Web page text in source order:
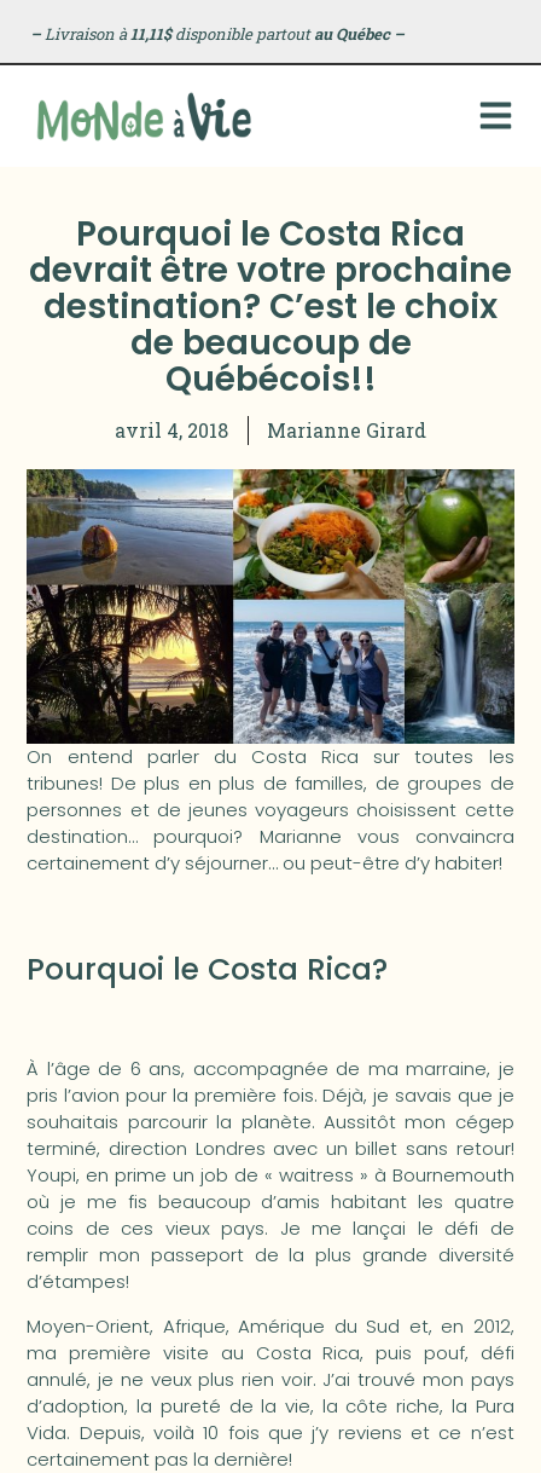
–Livraison à11,11$disponible partoutau Québec –
Pourquoi le Costa Rica
devrait être votre prochaine
destination? C’est le choix
de beaucoup de
Québécois!!
avril 4, 2018 Marianne Girard
On entend parler du Costa Rica sur toutes les
tribunes! De plus en plus de familles, de groupes de
personnes et de jeunes voyageurs choisissent cette
destination… pourquoi? Marianne vous convaincra
certainement d’y séjourner… ou peut-être d’y habiter!
Pourquoi le Costa Rica?
À l’âge de 6 ans, accompagnée de ma marraine, je
pris l’avion pour la première fois. Déjà, je savais que je
souhaitais parcourir la planète. Aussitôt mon cégep
terminé, direction Londres avec un billet sans retour!
Youpi, en prime un job de « waitress » à Bournemouth
où je me fis beaucoup d’amis habitant les quatre
coins de ces vieux pays. Je me lançai le défi de
remplir mon passeport de la plus grande diversité
d’étampes!
Moyen-Orient, Afrique, Amérique du Sud et, en 2012,
ma première visite au Costa Rica, puis pouf, défi
annulé, je ne veux plus rien voir. J’ai trouvé mon pays
d’adoption, la pureté de la vie, la côte riche, la Pura
Vida. Depuis, voilà 10 fois que j’y reviens et ce n’est
certainement pas la dernière!